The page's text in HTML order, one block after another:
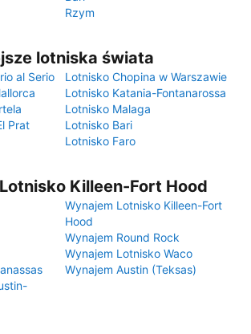
Rzym
lotniska świata
al Serio
Lotnisko Chopina w Warszawie
Lotnisko Katania-Fontanarossa
Lotnisko Malaga
Prat
Lotnisko Bari
Lotnisko Faro
Killeen-Fort Hood
Wynajem Lotnisko Killeen-Fort
Hood
Wynajem Round Rock
Wynajem Lotnisko Waco
Wynajem Austin (Teksas)